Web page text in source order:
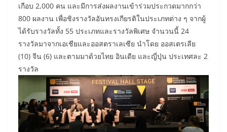
เกือบ 2,000 คน และมีการส่งผลงานเข้าร่วมประกวดมากกว่า
800 ผลงาน เพื่อชิงรางวัลอันทรงเกียรติในประเภทต่าง ๆ จากผู้
ได้รับรางวัลทั้ง 55 ประเภทและรางวัลพิเศษ จำนวนนี้ 24
รางวัลมาจากเอเชียและออสตราเลเซีย นำโดย ออสเตรเลีย
(10) จีน (6) และตามมาด้วยไทย อินเดีย และญี่ปุ่น ประเทศละ 2
รางวัล